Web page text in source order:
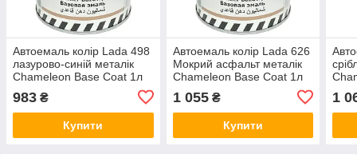
Автоемаль колір Lada 498
лазурово-синій металік
Chameleon Base Coat 1л
983 ₴
Купити
Автоемаль колір Lada 626
Мокрий асфальт металік
Chameleon Base Coat 1л
1 055₴
Купити
1